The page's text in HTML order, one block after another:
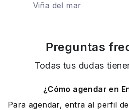
Viña del mar
Preguntas
Todas tus dudas
¿Cómo agendar en
Para agendar, entra al perfil